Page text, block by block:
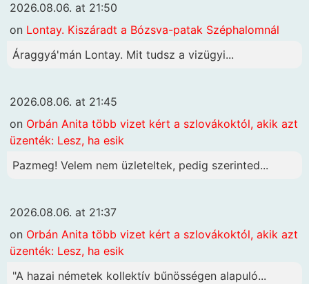
2026.08.06. at 21:50
on Lontay. Kiszáradt a Bózsva-patak Széphalomnál
Áraggyá'mán Lontay. Mit tudsz a vizügyi...
2026.08.06. at 21:45
on Orbán Anita több vizet kért a szlovákoktól, akik azt
üzenték: Lesz, ha esik
Pazmeg! Velem nem üzleteltek, pedig szerinted...
2026.08.06. at 21:37
on Orbán Anita több vizet kért a szlovákoktól, akik azt
üzenték: Lesz, ha esik
"A hazai németek kollektív bűnösségen alapuló...